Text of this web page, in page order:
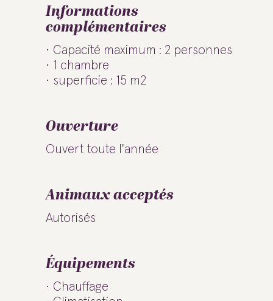
Informations
complémentaires
Capacité maximum : 2 personnes
1 chambre
superficie : 15 m2
Ouverture
Ouvert toute l'année
Animaux acceptés
Autorisés
Équipements
Chauffage